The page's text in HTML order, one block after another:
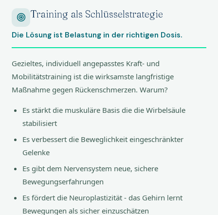
Training als Schlüsselstrategie
Die Lösung ist Belastung in der richtigen Dosis.
Gezieltes, individuell angepasstes Kraft- und
Mobilitätstraining ist die wirksamste langfristige
Maßnahme gegen Rückenschmerzen. Warum?
Es stärkt die muskuläre Basis die die Wirbelsäule
stabilisiert
Es verbessert die Beweglichkeit eingeschränkter
Gelenke
Es gibt dem Nervensystem neue, sichere
Bewegungserfahrungen
Es fördert die Neuroplastizität - das Gehirn lernt
Bewegungen als sicher einzuschätzen